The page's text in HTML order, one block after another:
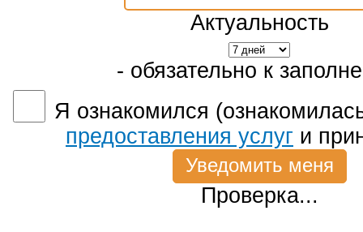
Актуальность
- обязательно к
Я ознакомился
предоставления услуг и
Проверка...